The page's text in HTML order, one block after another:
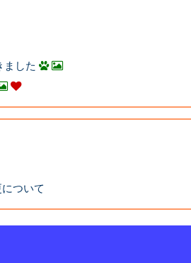
ました
ついて